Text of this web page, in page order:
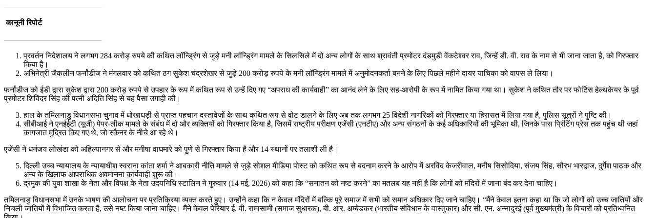
————————————–
कानूनी रिपोर्ट
————————————–
प्रवर्तन निदेशालय ने लगभग 284 करोड़ रुपये की कथित लॉन्ड्रिंग से जुड़े मनी लॉन्ड्रिंग मामले के सिलसिले में दो अन्य लोगों के साथ श्रावंती प्रमोटर दंडमुडी वेंकटेश्वर राव, जिन्हें डी. वी. राव के नाम से भी जाना जाता है, को गिरफ्तार
किया है।
अभिनेत्री जैकलीन फर्नांडीज ने मंगलवार को कथित ठग सुकेश चंद्रशेखर से जुड़े 200 करोड़ रुपये के मनी लॉन्ड्रिंग मामले में अनुमोदनकर्ता बनने के लिए पिछले महीने दायर याचिका को वापस ले लिया।
फर्नांडीज को ईडी द्वारा सुकेश द्वारा 200 करोड़ रुपये से उपहार के रूप में कथित रूप से उन्हें दिए गए “अपराध की कार्यवाही” का आनंद लेने के लिए सह-आरोपी के रूप में नामित किया गया था। सुकेश ने कथित तौर पर फोर्टिस हेल्थकेयर के पूर्व
प्रमोटर शिविंदर सिंह की पत्नी अदिति सिंह से यह पैसा उगाही की।
हाल के तमिलनाडु विधानसभा चुनाव में धोखाधड़ी से प्राप्त पहचान दस्तावेजों के साथ कथित रूप से वोट डालने के लिए अब तक लगभग 25 विदेशी नागरिकों को गिरफ्तार या हिरासत में लिया गया है, पुलिस सूत्रों ने पुष्टि की।
सीबीआई ने एनईईटी (यूजी) पेपर-लीक मामले के संबंध में दो और व्यक्तियों को गिरफ्तार किया है, जिसमें राष्ट्रीय परीक्षण एजेंसी (एनटीए) और अन्य संगठनों के कई अधिकारियों की भूमिका थी, जिनके पास प्रिंटिंग प्रेस तक पहुंच थी जहां
कागजात मुद्रित किए गए थे, जो स्कैनर के नीचे आ रहे थे।
एजेंसी ने धनंजय लोखंडा को अहिल्यानगर से और मनीषा वाघमारे को पुणे से गिरफ्तार किया है और 14 स्थानों पर तलाशी ली है।
दिल्ली उच्च न्यायालय के न्यायाधीश स्वराना कांता शर्मा ने आबकारी नीति मामले से जुड़े सोशल मीडिया पोस्ट को कथित रूप से बदनाम करने के आरोप में अरविंद केजरीवाल, मनीष सिसोदिया, संजय सिंह, सौरभ भारद्वाज, दुर्गेश पाठक और
अन्य के खिलाफ आपराधिक अवमानना कार्यवाही शुरू की।
द्रमुक की युवा शाखा के नेता और विपक्ष के नेता उदयनिधि स्टालिन ने गुरुवार (14 मई, 2026) को कहा कि “सनातन को नष्ट करने” का मतलब यह नहीं है कि लोगों को मंदिरों में जाना बंद कर देना चाहिए।
तमिलनाडु विधानसभा में उनके भाषण की आलोचना पर प्रतिक्रिया व्यक्त करते हुए। उन्होंने कहा कि न केवल मंदिरों में बल्कि पूरे समाज में सभी को समान अधिकार दिए जाने चाहिए। “मैंने केवल इतना कहा था कि जो लोगों को उच्च जातियों और
निचली जातियों में विभाजित करता है, उसे नष्ट किया जाना चाहिए। मैंने केवल पेरियार ई. वी. रामासामी (समाज सुधारक), बी. आर. अम्बेडकर (भारतीय संविधान के वास्तुकार) और सी. एन. अन्नादुरई (पूर्व मुख्यमंत्री) के विचारों को प्रतिध्वनित